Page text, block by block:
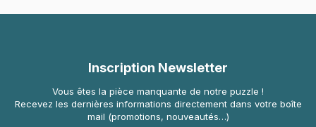
Inscription Newsletter
Vous êtes la pièce manquante de notre puzzle !
Recevez les dernières informations directement dans votre boîte
mail (promotions, nouveautés…)